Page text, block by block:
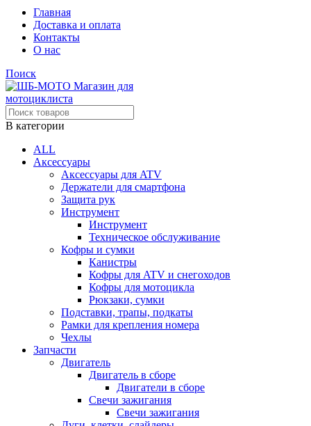
Главная
Доставка и оплата
Контакты
О нас
Поиск
В категории
ALL
Аксессуары
Аксессуары для ATV
Держатели для смартфона
Защита рук
Инструмент
Инструмент
Техническое обслуживание
Кофры и сумки
Канистры
Кофры для ATV и снегоходов
Кофры для мотоцикла
Рюкзаки, сумки
Подставки, трапы, подкаты
Рамки для крепления номера
Чехлы
Запчасти
Двигатель
Двигатель в сборе
Двигатели в сборе
Свечи зажигания
Свечи зажигания